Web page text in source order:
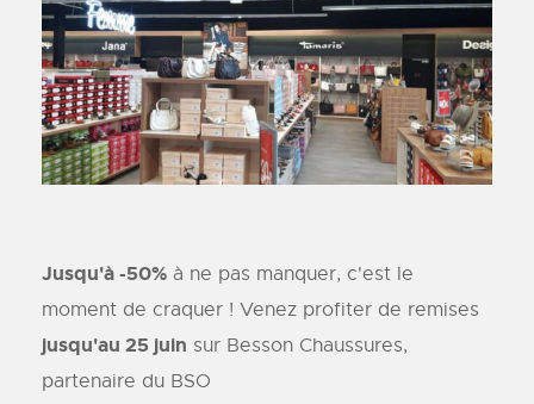
Jusqu'à -50% à ne pas manquer, c'est le
moment de craquer ! Venez profiter de remises
jusqu'au 25 juin sur Besson Chaussures,
partenaire du BSO